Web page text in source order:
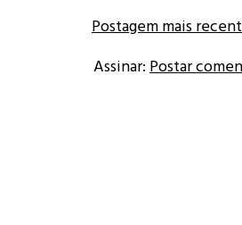
Postagem mais
Assinar: Postar